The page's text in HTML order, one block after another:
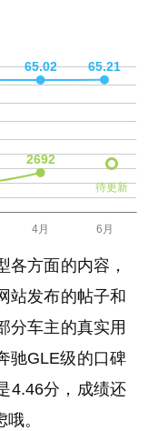
待更新
各方面的内容，
站发布的帖子和
分车主的真实用
驰GLE级的口碑
4.46分，成绩还
。